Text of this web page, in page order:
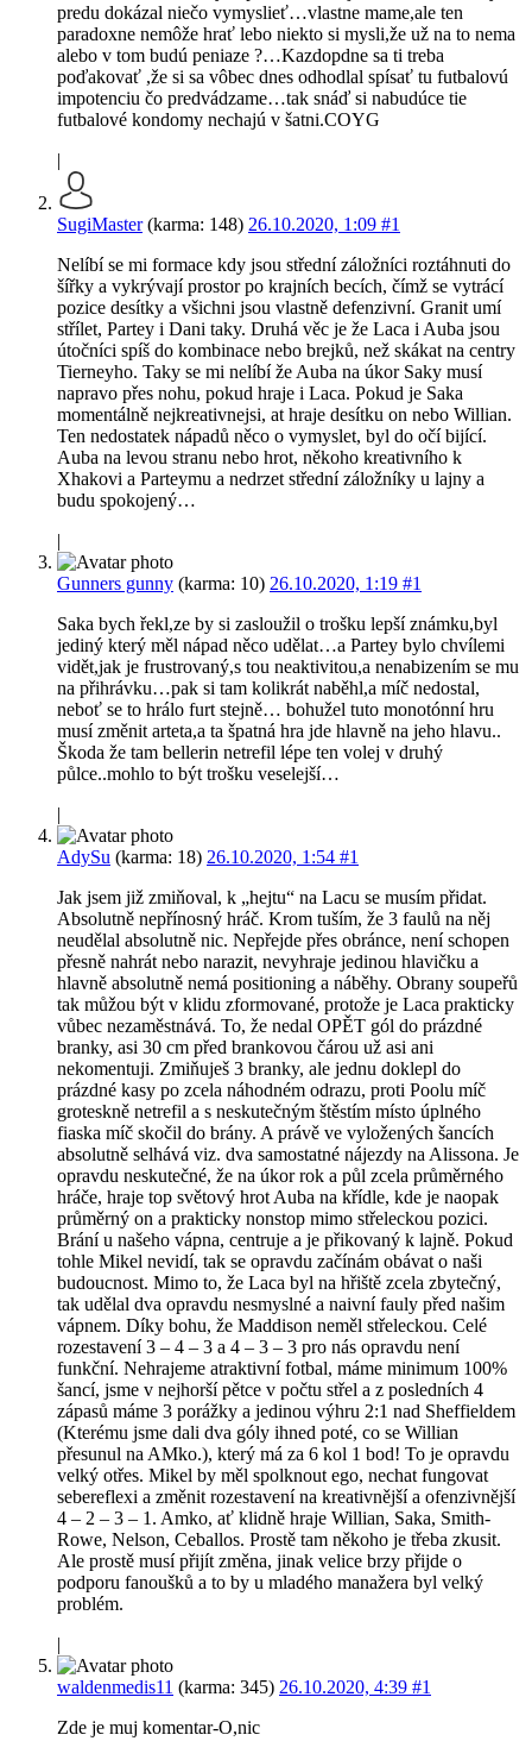
predu dokázal niečo vymyslieť…vlastne mame,ale ten
paradoxne nemôže hrať lebo niekto si mysli,že už na to nema
alebo v tom budú peniaze ?…Kazdopdne sa ti treba
poďakovať ,že si sa vôbec dnes odhodlal spísať tu futbalovú
impotenciu čo predvádzame…tak snáď si nabudúce tie
futbalové kondomy nechajú v šatni.COYG
|
SugiMaster(karma: 148) 26.10.2020, 1:09 #1
Nelíbí se mi formace kdy jsou střední záložníci roztáhnuti do
šířky a vykrývají prostor po krajních becích, čímž se vytrácí
pozice desítky a všichni jsou vlastně defenzivní. Granit umí
střílet, Partey i Dani taky. Druhá věc je že Laca i Auba jsou
útočníci spíš do kombinace nebo brejků, než skákat na centry
Tierneyho. Taky se mi nelíbí že Auba na úkor Saky musí
napravo přes nohu, pokud hraje i Laca. Pokud je Saka
momentálně nejkreativnejsi, at hraje desítku on nebo Willian.
Ten nedostatek nápadů něco o vymyslet, byl do očí bijící.
Auba na levou stranu nebo hrot, někoho kreativního k
Xhakovi a Parteymu a nedrzet střední záložníky u lajny a
budu spokojený…
|
Gunners gunny (karma: 10) 26.10.2020, 1:19 #1
Saka bych řekl,ze by si zasloužil o trošku lepší známku,byl
jediný který měl nápad něco udělat…a Partey bylo chvílemi
vidět,jak je frustrovaný,s tou neaktivitou,a nenabizením se mu
na přihrávku…pak si tam kolikrát naběhl,a míč nedostal,
neboť se to hrálo furt stejně… bohužel tuto monotónní hru
musí změnit arteta,a ta špatná hra jde hlavně na jeho hlavu..
Škoda že tam bellerin netrefil lépe ten volej v druhý
půlce..mohlo to být trošku veselejší…
|
AdySu (karma: 18) 26.10.2020, 1:54 #1
Jak jsem již zmiňoval, k „hejtu“ na Lacu se musím přidat.
Absolutně nepřínosný hráč. Krom tuším, že 3 faulů na něj
neudělal absolutně nic. Nepřejde přes obránce, není schopen
přesně nahrát nebo narazit, nevyhraje jedinou hlavičku a
hlavně absolutně nemá positioning a náběhy. Obrany soupeřů
tak můžou být v klidu zformované, protože je Laca prakticky
vůbec nezaměstnává. To, že nedal OPĚT gól do prázdné
branky, asi 30 cm před brankovou čárou už asi ani
nekomentuji. Zmiňuješ 3 branky, ale jednu doklepl do
prázdné kasy po zcela náhodném odrazu, proti Poolu míč
groteskně netrefil a s neskutečným štěstím místo úplného
fiaska míč skočil do brány. A právě ve vyložených šancích
absolutně selhává viz. dva samostatné nájezdy na Alissona. Je
opravdu neskutečné, že na úkor rok a půl zcela průměrného
hráče, hraje top světový hrot Auba na křídle, kde je naopak
průměrný on a prakticky nonstop mimo střeleckou pozici.
Brání u našeho vápna, centruje a je přikovaný k lajně. Pokud
tohle Mikel nevidí, tak se opravdu začínám obávat o naši
budoucnost. Mimo to, že Laca byl na hřiště zcela zbytečný,
tak udělal dva opravdu nesmyslné a naivní fauly před našim
vápnem. Díky bohu, že Maddison neměl střeleckou. Celé
rozestavení 3 – 4 – 3 a 4 – 3 – 3 pro nás opravdu není
funkční. Nehrajeme atraktivní fotbal, máme minimum 100%
šancí, jsme v nejhorší pětce v počtu střel a z posledních 4
zápasů máme 3 porážky a jedinou výhru 2:1 nad Sheffieldem
(Kterému jsme dali dva góly ihned poté, co se Willian
přesunul na AMko.), který má za 6 kol 1 bod! To je opravdu
velký otřes. Mikel by měl spolknout ego, nechat fungovat
sebereflexi a změnit rozestavení na kreativnější a ofenzivnější
4 – 2 – 3 – 1. Amko, ať klidně hraje Willian, Saka, Smith-
Rowe, Nelson, Ceballos. Prostě tam někoho je třeba zkusit.
Ale prostě musí přijít změna, jinak velice brzy přijde o
podporu fanoušků a to by u mladého manažera byl velký
problém.
|
waldenmedis11 (karma: 345) 26.10.2020, 4:39 #1
Zde je muj komentar-O,nic